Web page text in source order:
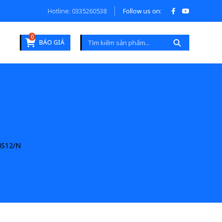
Hotline: 0335260538 Follow us on:
0
BÁO GIÁ
N